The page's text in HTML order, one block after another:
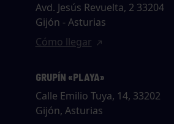
Avd. Jesús Revuelta, 2 33204
Gijón - Asturias
Cómo llegar
GRUPÍN «PLAYA»
Calle Emilio Tuya, 14, 33202
Gijón, Asturias